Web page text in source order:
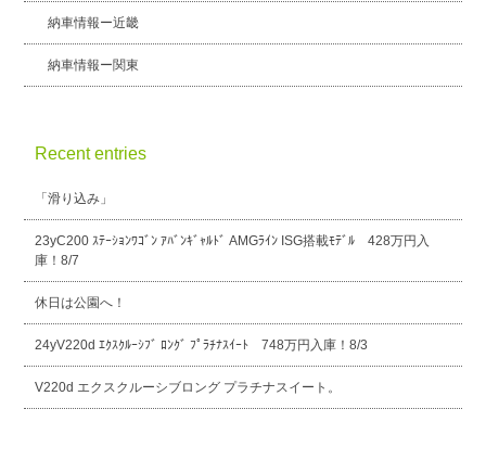
納車情報ー近畿
納車情報ー関東
Recent entries
「滑り込み」
23yC200 ｽﾃｰｼｮﾝﾜｺﾞﾝ ｱﾊﾞﾝｷﾞｬﾙﾄﾞ AMGﾗｲﾝ ISG搭載ﾓﾃﾞﾙ 428万円入
庫！8/7
休日は公園へ！
24yV220d ｴｸｽｸﾙｰｼﾌﾞ ﾛﾝｸﾞ ﾌﾟﾗﾁﾅｽｲｰﾄ 748万円入庫！8/3
V220d エクスクルーシブロング プラチナスイート。